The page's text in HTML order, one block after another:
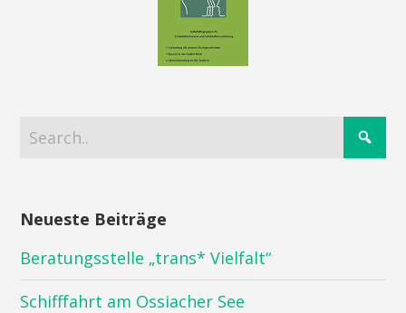
Neueste Beiträge
Beratungsstelle „trans* Vielfalt“
Schifffahrt am Ossiacher See